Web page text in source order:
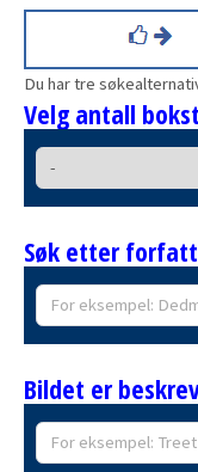
Du har tre
Velg antall
Søk etter
Bildet er